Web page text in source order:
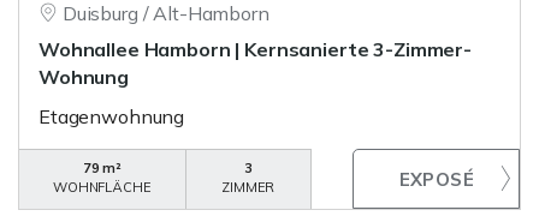
Duisburg / Alt-Hamborn
Wohnallee Hamborn | Kernsanierte 3-Zimmer-
Wohnung
Etagenwohnung
79 m²
WOHNFLÄCHE
3
ZIMMER